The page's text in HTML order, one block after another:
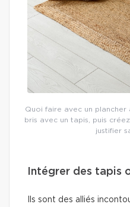
Quoi faire avec un plancher
bris avec un tapis, puis
justifier
Intégrer des tapis
Ils sont des alliés